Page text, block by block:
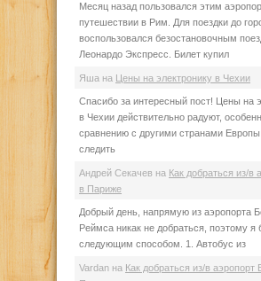
Месяц назад пользовался этим
путешествии в Рим. Для поездки до
воспользовался безостановочным
Леонардо Экспресс. Билет купил
Яша на Цены на электронику в Чехии
Спасибо за интересный пост! Цены на
в Чехии действительно радуют,
сравнению с другими странами
следить
Андрей Секачев на Как добраться из/в
в Париже
Добрый день, напрямую из аэропорта
Реймса никак не добраться, поэтому я
следующим способом. 1. Автобус из
Vardan на Как добраться из/в аэропорт